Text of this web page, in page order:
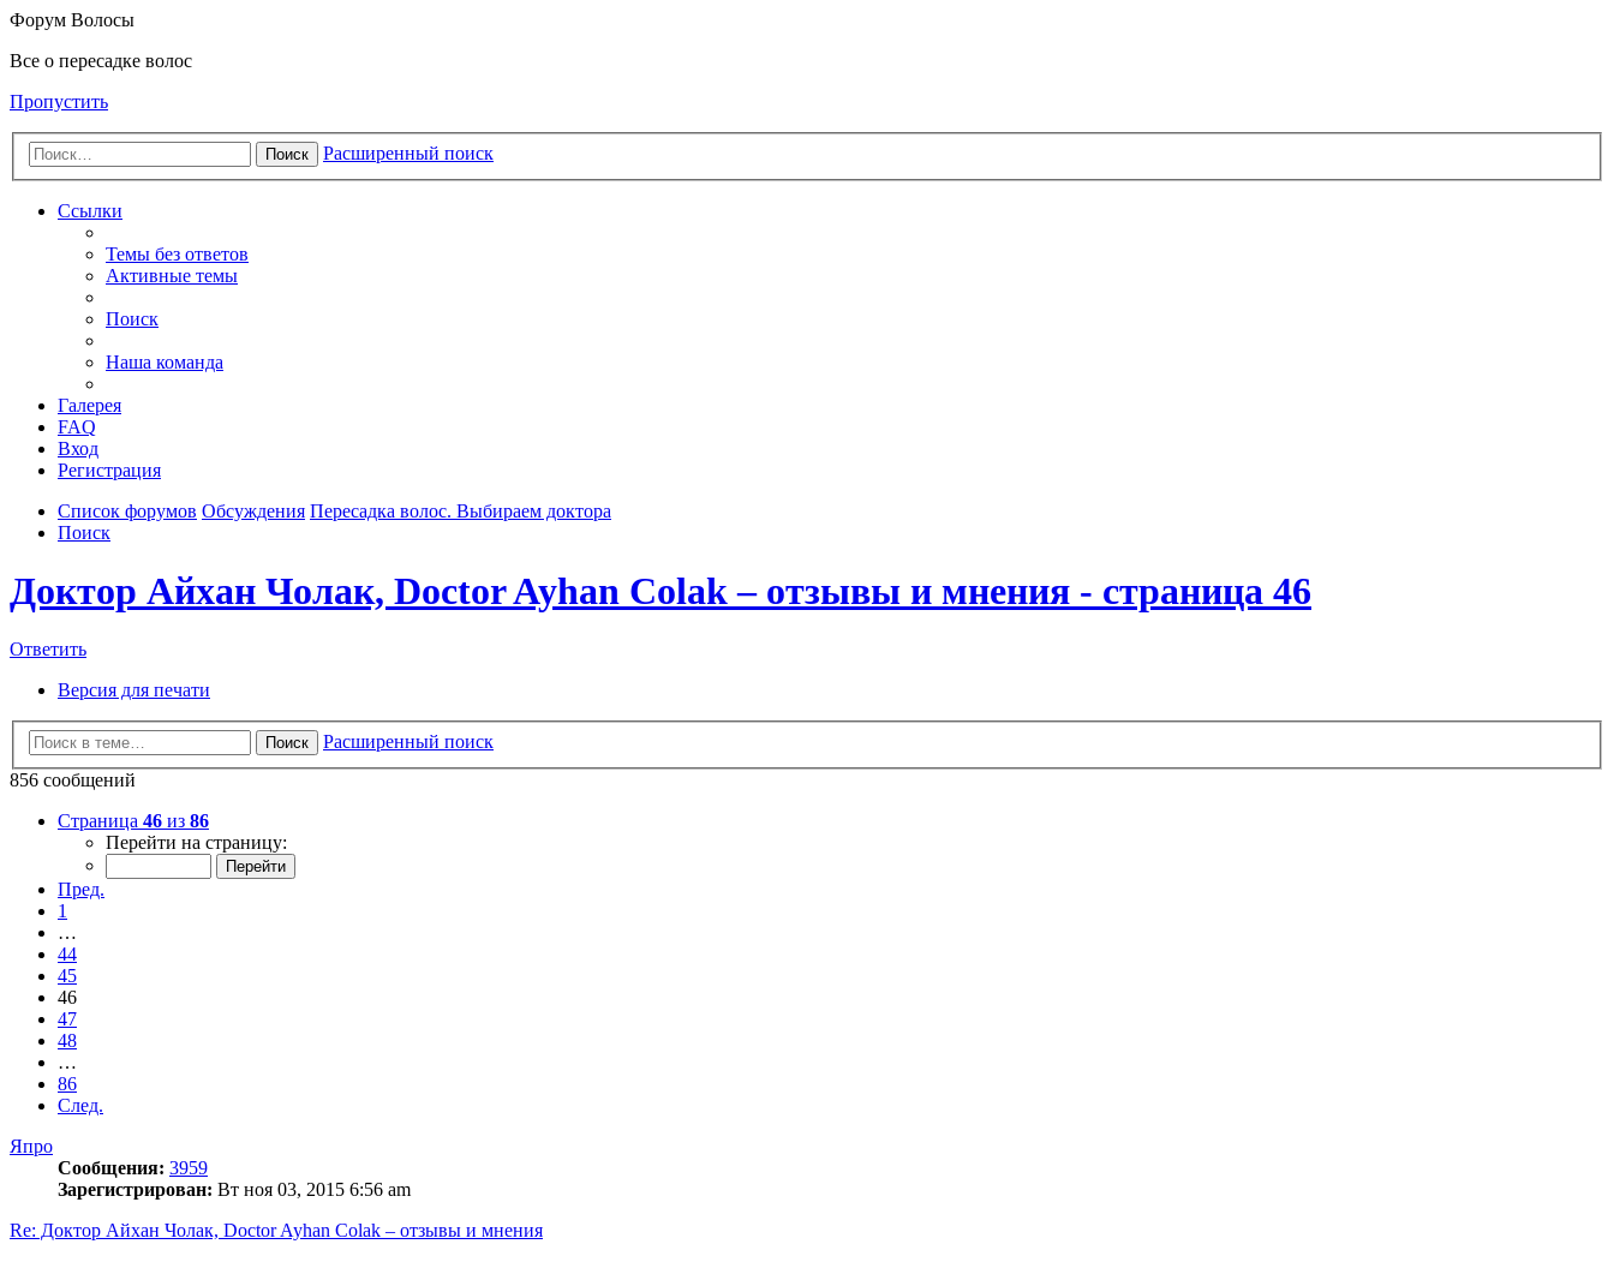
Форум Волосы
Все о пересадке волос
Пропустить
Поиск Расширенный поиск
Ссылки
Темы без ответов
Активные темы
Поиск
Наша команда
Галерея
FAQ
Вход
Регистрация
Список форумов Обсуждения Пересадка волос. Выбираем доктора
Поиск
Доктор Айхан Чолак, Doctor Ayhan Colak – отзывы и мнения - страница 46
Ответить
Версия для печати
Поиск
Расширенный поиск
856 сообщений
Страница 46 из 86
Перейти на страницу:
Пред.
1
…
44
45
46
47
48
…
86
След.
Япро
Сообщения: 3959
Зарегистрирован: Вт ноя 03, 2015 6:56 am
Re: Доктор Айхан Чолак, Doctor Ayhan Colak – отзывы и мнения